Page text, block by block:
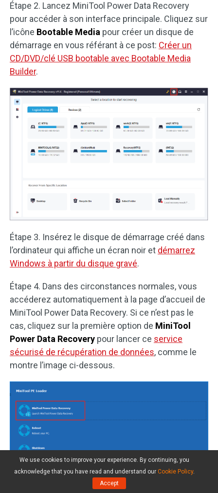
Étape 2. Lancez MiniTool Power Data Recovery
pour accéder à son interface principale. Cliquez sur
l’icône Bootable Media pour créer un disque de
démarrage en vous référant à ce post: Créer un
CD/DVD/clé USB bootable avec Bootable Media
Builder.
Étape 3. Insérez le disque de démarrage créé dans
l’ordinateur qui affiche un écran noir et démarrez
Windows à partir du disque gravé.
Étape 4. Dans des circonstances normales, vous
accéderez automatiquement à la page d’accueil de
MiniTool Power Data Recovery. Si ce n’est pas le
cas, cliquez sur la première option de MiniTool
Power Data Recovery pour lancer ce service
sécurisé de récupération de données, comme le
montre l’image ci-dessous.
We use cookies to improve your experience. By continuing, you
acknowledge that you have read and understand our Cookie Policy.
Accept